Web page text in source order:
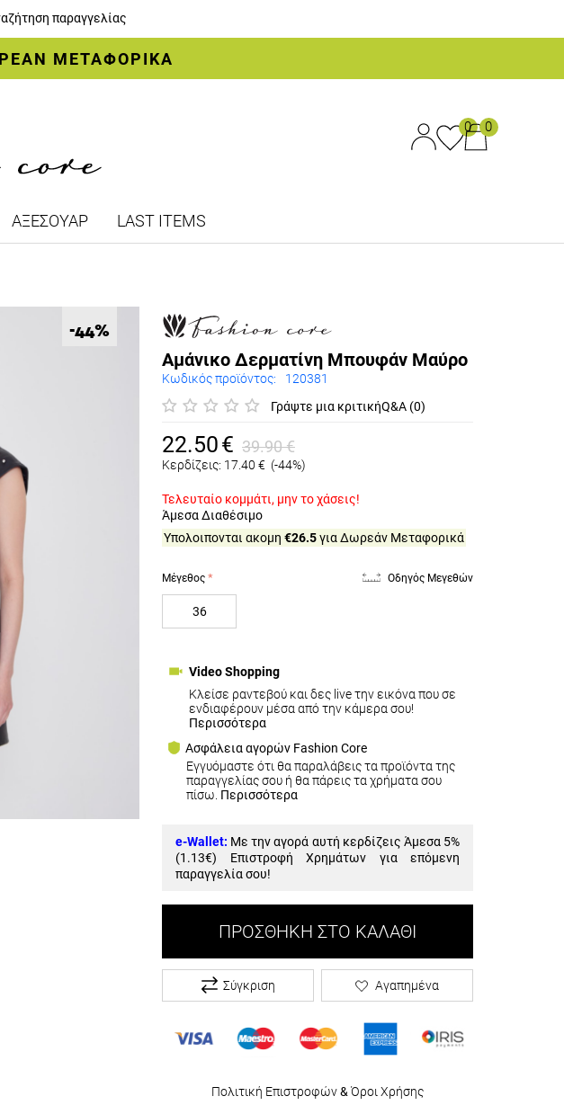
παραγγελίας
ΜΕΤΑΦΟΡΙΚΑ
0 0
ΑΞΕΣΟΥΑΡ LAST ITEMS
-44%
Αμάνικο Δερματίνη Μπουφάν Μαύρο
Κωδικός προϊόντος:
120381
Γράψτε μια κριτικήQ&A (0)
22.50€ 39.90€
Κερδίζεις: 17.40 € (-44%)
Τελευταίο κομμάτι, μην το χάσεις!
Άμεσα Διαθέσιμο
Υπολοιπονται ακομη €26.5για Δωρεάν Μεταφορικά
Οδηγός Μεγεθών
Μέγεθος
36
Video Shopping
Κλείσε ραντεβού και δες live την εικόνα που σε
ενδιαφέρουν μέσα από την κάμερα σου!
Περισσότερα
Ασφάλεια αγορών Fashion Core
Εγγυόμαστε ότι θα παραλάβεις τα προϊόντα της
παραγγελίας σου ή θα πάρεις τα χρήματα σου
πίσω. Περισσότερα
e-Wallet: Με την αγορά αυτή κερδίζεις Άμεσα 5%
(1.13€) Επιστροφή Χρημάτων για επόμενη
παραγγελία σου!
ΠΡΟΣΘΉΚΗ ΣΤΟ ΚΑΛΆΘΙ
Σύγκριση Αγαπημένα
Πολιτική Επιστροφών&Όροι Χρήσης